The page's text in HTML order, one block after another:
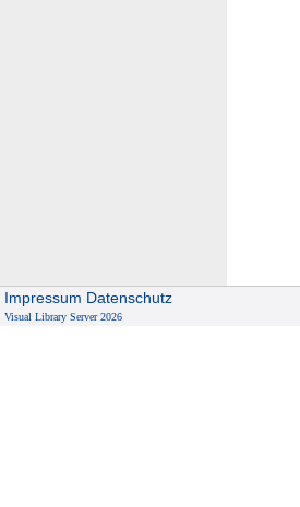
Impressum Datenschutz
Visual Library Server 2026